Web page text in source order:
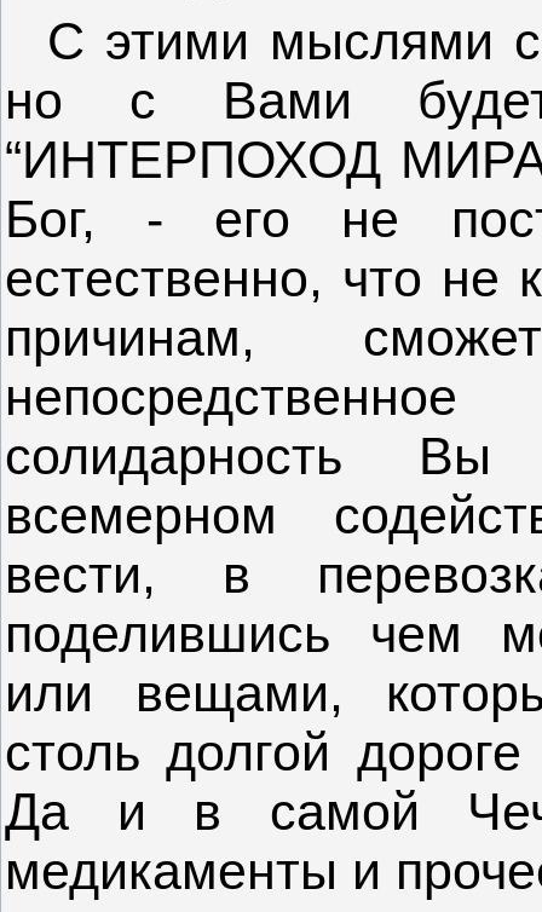
С этими мыслями
но с Вами будет
“ИНТЕРПОХОД
Бог, - его не
естественно, что
причинам,
солидарность
всемерном
вести, в
поделившись чем
или вещами,
столь долгой
Да и в самой
медикаменты и